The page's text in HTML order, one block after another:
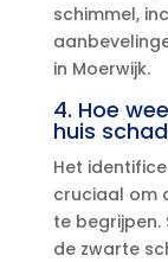
schimmel,
in Moerwijk.​
4.​ Hoe
huis
Het
cruciaal om
te begrijpen.​
de zwarte